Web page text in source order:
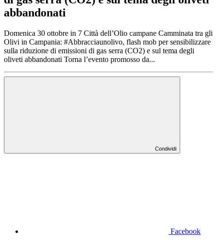
abbandonati
Domenica 30 ottobre in 7 Città dell’Olio campane Camminata tra gli
Olivi in Campania: #Abbracciaunolivo, flash mob per sensibilizzare
sulla riduzione di emissioni di gas serra (CO2) e sul tema degli
oliveti abbandonati Torna l’evento promosso da...
Condividi
Facebook